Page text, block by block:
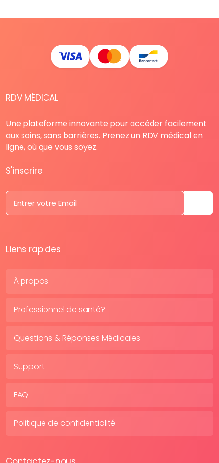
RDV MÉDICAL
Une plateforme innovante pour accéder facilement
aux soins, sans barrières. Prenez un RDV médical en
ligne, où que vous soyez.
S'inscrire
Liens rapides
À propos
Professionnel de santé?
Questions & Réponses Médicales
Support
FAQ
Politique de confidentialité